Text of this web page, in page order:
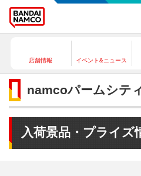
店舗情報 イベント&ニュース
namcoパームシテ
入荷景品・プライズ